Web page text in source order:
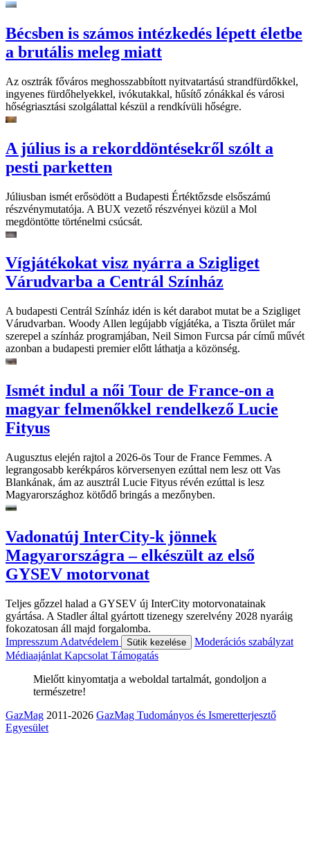
Bécsben is számos intézkedés lépett életbe
a brutális meleg miatt
Az osztrák főváros meghosszabbított nyitvatartású strandfürdőkkel,
ingyenes fürdőhelyekkel, ivókutakkal, hűsítő zónákkal és városi
hőségriasztási szolgálattal készül a rendkívüli hőségre.
A július is a rekorddöntésekről szólt a
pesti parketten
Júliusban ismét erősödött a Budapesti Értéktőzsde elsőszámú
részvénymutatója. A BUX vezető részvényei közül a Mol
megdöntötte történelmi csúcsát.
Vígjátékokat visz nyárra a Szigliget
Várudvarba a Centrál Színház
A budapesti Centrál Színház idén is két darabot mutat be a Szigliget
Várudvarban. Woody Allen legújabb vígjátéka, a Tiszta őrület már
szerepel a színház programjában, Neil Simon Furcsa pár című művét
azonban a budapesti premier előtt láthatja a közönség.
Ismét indul a női Tour de France-on a
magyar felmenőkkel rendelkező Lucie
Fityus
Augusztus elején rajtol a 2026-ös Tour de France Femmes. A
legrangosabb kerékpáros körversenyen ezúttal nem lesz ott Vas
Blankának, ám az ausztrál Lucie Fityus révén ezúttal is lesz
Magyarországhoz kötődő bringás a mezőnyben.
Vadonatúj InterCity-k jönnek
Magyarországra – elkészült az első
GYSEV motorvonat
Teljes gőzzel halad a GYSEV új InterCity motorvonatainak
gyártása. A Stadler által gyártott tizenegy szerelvény 2028 nyaráig
fokozatosan áll majd forgalomba.
Impresszum Adatvédelem Sütik kezelése
Moderációs szabályzat
Médiaajánlat Kapcsolat Támogatás
Mielőtt kinyomtatja a weboldal tartalmát, gondoljon a
természetre!
GazMag 2011-2026 GazMag Tudományos és Ismeretterjesztő
Egyesület